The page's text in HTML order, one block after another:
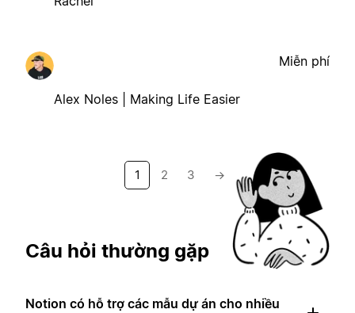
Alex Noles | Making Life Easier
Miễn phí
1 2 3 →
Câu hỏi thường gặp
Notion có hỗ trợ các mẫu dự án cho nhiều